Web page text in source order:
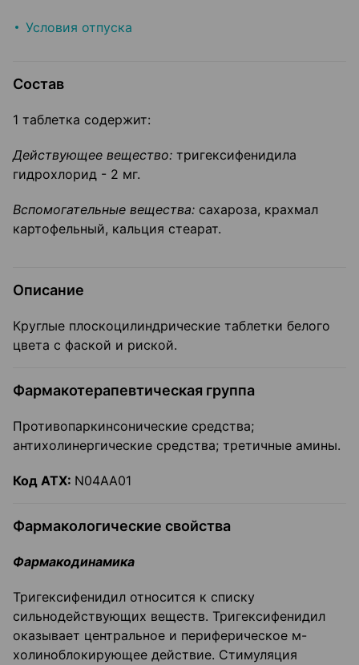
Условия отпуска
Состав
1 таблетка содержит:
Действующее вещество: тригексифенидила
гидрохлорид - 2 мг.
Вспомогательные вещества: сахароза, крахмал
картофельный, кальция стеарат.
Описание
Круглые плоскоцилиндрические таблетки белого
цвета с фаской и риской.
Фармакотерапевтическая группа
Противопаркинсонические средства;
антихолинергические средства; третичные амины.
Код ATX: N04AA01
Фармакологические свойства
Фармакодинамика
Тригексифенидил относится к списку
сильнодействующих веществ. Тригексифенидил
оказывает центральное и периферическое м-
холиноблокирующее действие. Стимуляция